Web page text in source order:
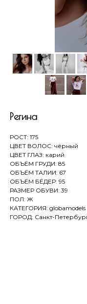
Регина
РОСТ: 175
ЦВЕТ ВОЛОС: чёрный
ЦВЕТ ГЛАЗ: карий
ОБЪЁМ ГРУДИ: 85
ОБЪЁМ ТАЛИИ: 67
ОБЪЁМ БЁДЕР: 95
РАЗМЕР ОБУВИ: 39
ПОЛ: Ж
КАТЕГОРИЯ: globamodels
ГОРОД: Санкт-